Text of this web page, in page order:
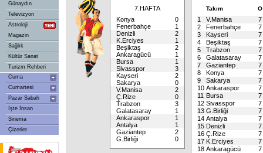
Günaydın
Televizyon
Astroloji
Magazin
Sağlık
Kültür Sanat
Turizm Rehberi
Cuma
Cumartesi
Pazar Sabah
İşte İnsan
Sinema
Çizerler
7.HAFTA
Konya
0
Fenerbahçe
1
Denizli
2
K.Erciyes
1
Beşiktaş
2
Ankaragücü
1
Bursa
1
Sivasspor
3
Kayseri
2
Sakarya
0
V.Manisa
2
Ç.Rize
0
Trabzon
3
Galatasaray
1
Ankaraspor
1
Antalya
1
Gaziantep
2
G.Birliği
0
Takım
1 V.Manisa
7
2
Fenerbahçe
7
3
Kayseri
7
4
Beşiktaş
7
5
Trabzon
7
6
Galatasaray
7
7
Gaziantep
7
8
Konya
7
9
Sakarya
7
10 Ankaraspor
7
11 Bursa
7
12 Sivasspor
7
13 G.Birliği
7
14 Antalya
7
15 Denizli
7
16 Ç.Rize
7
17 K.Erciyes
7
18 Ankaragücü 7